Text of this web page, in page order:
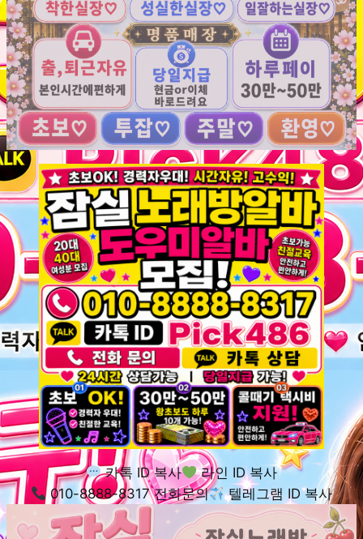
카톡 ID 복사
라인 ID 복사
010-8888-8317 전화문의
텔레그램 ID 복사